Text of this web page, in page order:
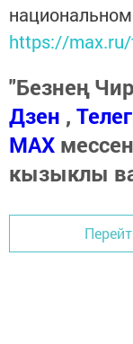
https://
"Безнең
Дзен ,
МАХ
кызыклы